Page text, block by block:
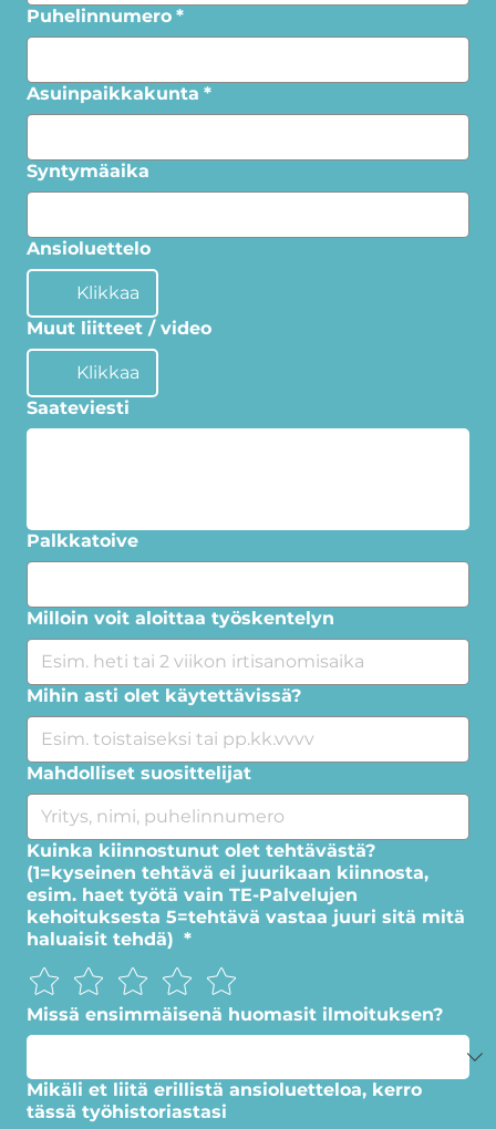
Puhelinnumero *
Asuinpaikkakunta *
Syntymäaika
Ansioluettelo
Klikkaa
Muut liitteet / video
Klikkaa
Saateviesti
Palkkatoive
Milloin voit aloittaa työskentelyn
Mihin asti olet käytettävissä?
Mahdolliset suosittelijat
Kuinka kiinnostunut olet tehtävästä?
(1=kyseinen tehtävä ei juurikaan kiinnosta,
esim. haet työtä vain TE-Palvelujen
kehoituksesta 5=tehtävä vastaa juuri sitä mitä
haluaisit tehdä) *
Missä ensimmäisenä huomasit ilmoituksen?
Mikäli et liitä erillistä ansioluetteloa, kerro
tässä työhistoriastasi